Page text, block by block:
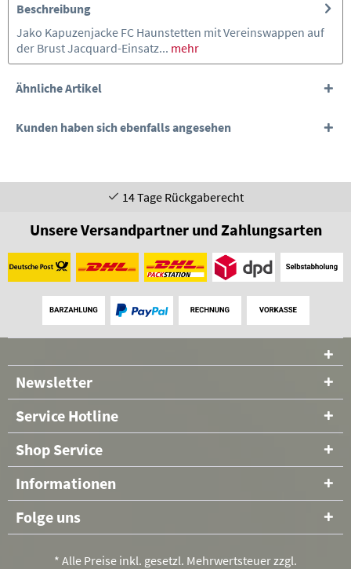
Beschreibung
Jako Kapuzenjacke FC Haunstetten mit Vereinswappen auf
der Brust Jacquard-Einsatz... mehr
Ähnliche Artikel
Kunden haben sich ebenfalls angesehen
14 Tage Rückgaberecht
Unsere Versandpartner und Zahlungsarten
Newsletter
Service Hotline
Shop Service
Informationen
Folge uns
* Alle Preise inkl. gesetzl. Mehrwertsteuer zzgl.